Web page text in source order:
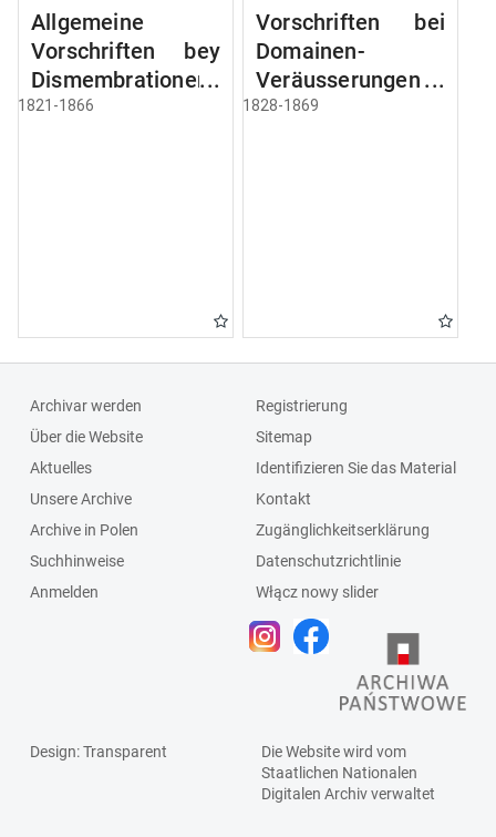
Allgemeine
Vorschriften bey
Dismembrationen
Domainen-
1821-1866
Vorschriften bei
Domainen-
Veräusserungen
und
1828-1869
Archivar werden
Über die Website
Aktuelles
Unsere Archive
Archive in Polen
Suchhinweise
Anmelden
Registrierung
Sitemap
Identifizieren Sie das Material
Kontakt
Zugänglichkeitserklärung
Datenschutzrichtlinie
Włącz nowy slider
Design: Transparent
Die Website wird vom
Staatlichen Nationalen
Digitalen Archivverwaltet